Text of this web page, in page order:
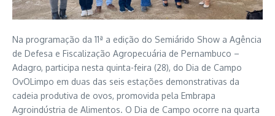
Na programação da 11ª a edição do Semiárido Show a Agência
de Defesa e Fiscalização Agropecuária de Pernambuco –
Adagro, participa nesta quinta-feira (28), do Dia de Campo
OvOLimpo em duas das seis estações demonstrativas da
cadeia produtiva de ovos, promovida pela Embrapa
Agroindústria de Alimentos. O Dia de Campo ocorre na quarta